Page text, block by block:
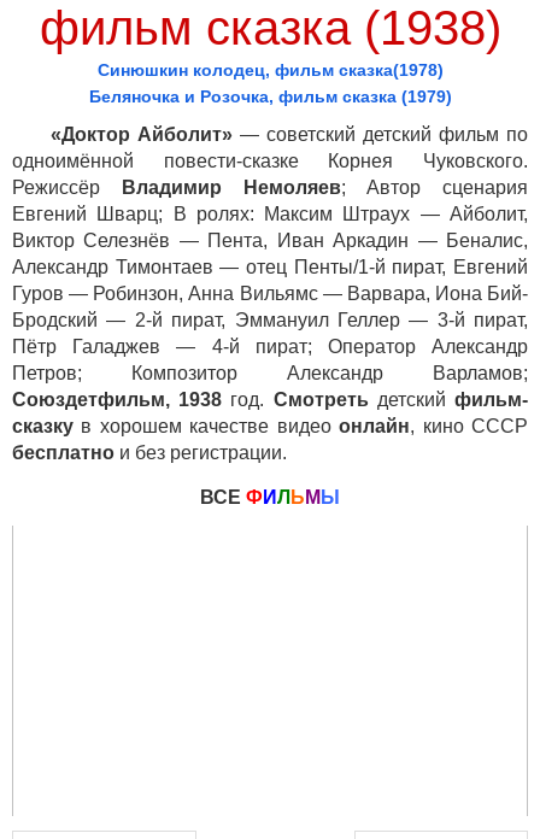
фильм сказка (1938)
Синюшкин колодец, фильм сказка(1978)
Беляночка и Розочка, фильм сказка (1979)
«Доктор Айболит» — советский детский фильм по
одноимённой повести-сказке Корнея Чуковского.
Режиссёр
Владимир Немоляев; Автор сценария
Евгений Шварц; В ролях: Максим Штраух — Айболит,
Виктор Селезнёв — Пента, Иван Аркадин — Беналис,
Александр Тимонтаев — отец Пенты/1-й пират, Евгений
Гуров — Робинзон, Анна Вильямс — Варвара, Иона Бий-
Бродский — 2-й пират, Эммануил Геллер — 3-й пират,
Пётр Галаджев — 4-й пират; Оператор Александр
Петров; Композитор Александр Варламов;
Союздетфильм, 1938 год. Смотретьдетскийфильм-
сказку в хорошем качестве видеоонлайн, кино СССР
бесплатно и без регистрации.
ВСЕ Ф ИЛ Ь М Ы